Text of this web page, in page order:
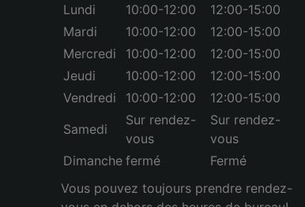
Lundi 10:00-12:00
12:00-15:00
Mardi
10:00-12:00
12:00-15:00
Mercredi
10:00-12:00
12:00-15:00
Jeudi
10:00-12:00
12:00-15:00
Vendredi
10:00-12:00
12:00-15:00
Samedi
Sur rendez-
vous
Sur rendez-
vous
Dimanche fermé
Fermé
Vous pouvez toujours prendre rendez-